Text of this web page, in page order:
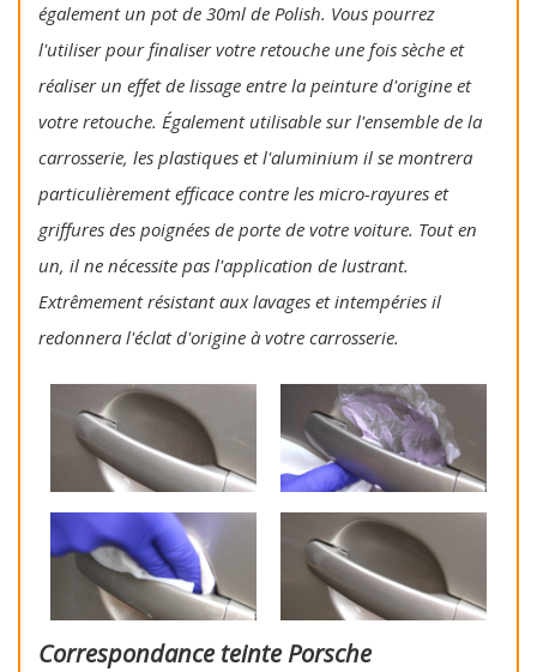
également un pot de 30ml de Polish. Vous pourrez
l'utiliser pour finaliser votre retouche une fois sèche et
réaliser un effet de lissage entre la peinture d'origine et
votre retouche. Également utilisable sur l'ensemble de la
carrosserie, les plastiques et l'aluminium il se montrera
particulièrement efficace contre les micro-rayures et
griffures des poignées de porte de votre voiture. Tout en
un, il ne nécessite pas l'application de lustrant.
Extrêmement résistant aux lavages et intempéries il
redonnera l'éclat d'origine à votre carrosserie.
Correspondance teinte Porsche